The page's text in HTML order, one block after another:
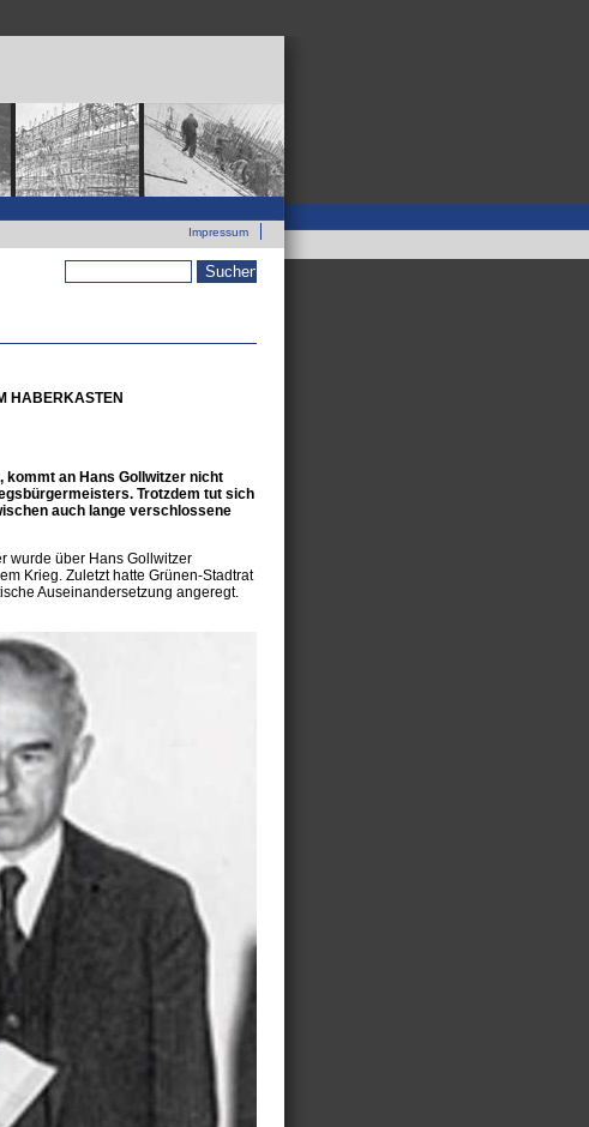
Impressum
Suchformular
HABERKASTEN
kommt an Hans Gollwitzer nicht
Trotzdem tut sich
auch lange verschlossene
wurde über Hans Gollwitzer
Krieg. Zuletzt hatte Grünen-Stadtrat
Auseinandersetzung angeregt.